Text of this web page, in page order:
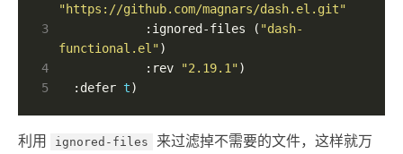
"https://github.com/magnars/dash.el.git"
3
            :ignored-files (
"dash-
functional.el"
4
            :rev
"2.19.1"
5
  :defer
t)
利用 ignored-files
来过滤掉不需要的文件，这样就万